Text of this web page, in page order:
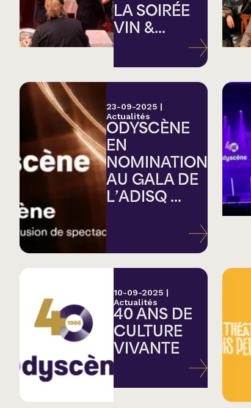
LA SOIRÉE
VIN &...
23-09-2025 |
Actualités
ODYSCÈNE
EN
NOMINATION
AU GALA DE
L’ADISQ ...
10-09-2025 |
Actualités
40 ANS DE
CULTURE
VIVANTE